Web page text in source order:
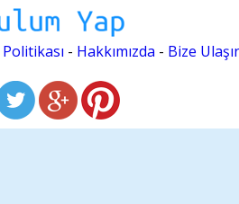
- Hakkımızda - Bize